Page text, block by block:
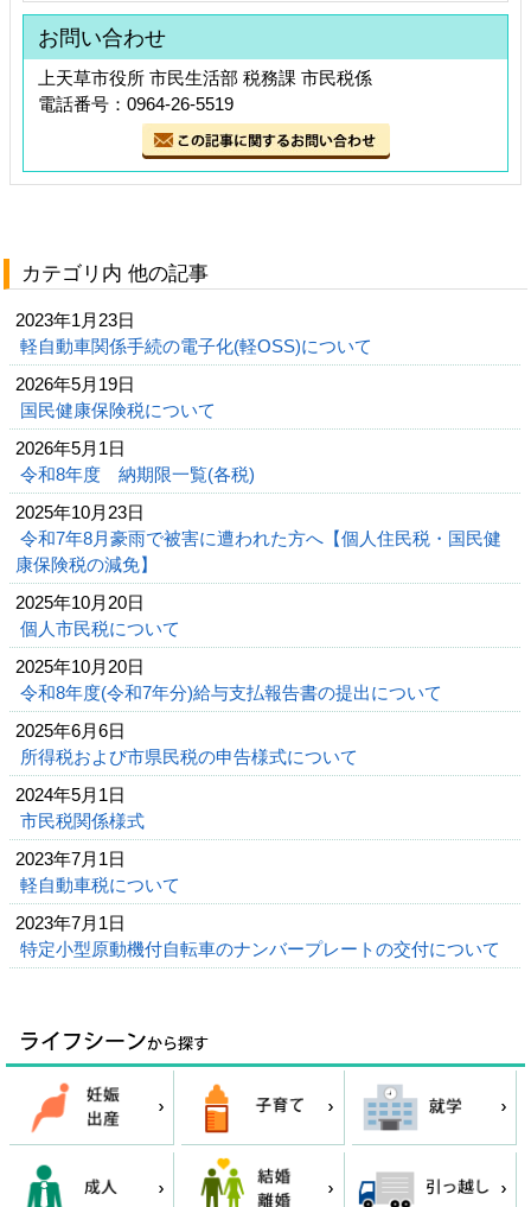
お問い合わせ
上天草市役所 市民生活部 税務課 市民税係
電話番号：0964-26-5519
カテゴリ内 他の記事
2023年1月23日
軽自動車関係手続の電子化(軽OSS)について
2026年5月19日
国民健康保険税について
2026年5月1日
令和8年度 納期限一覧(各税)
2025年10月23日
令和7年8月豪雨で被害に遭われた方へ【個人住民税・国民健
康保険税の減免】
2025年10月20日
個人市民税について
2025年10月20日
令和8年度(令和7年分)給与支払報告書の提出について
2025年6月6日
所得税および市県民税の申告様式について
2024年5月1日
市民税関係様式
2023年7月1日
軽自動車税について
2023年7月1日
特定小型原動機付自転車のナンバープレートの交付について